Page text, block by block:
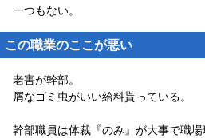
一つもない。
この職業のここが悪い
老害が幹部。
屑なゴミ虫がいい給料貰っている。
幹部職員は体裁『のみ』が大事で職